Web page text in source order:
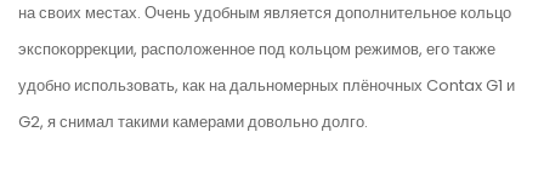
на своих местах. Очень удобным является дополнительное кольцо
экспокоррекции, расположенное под кольцом режимов, его также
удобно использовать, как на дальномерных плёночных Contax G1 и
G2, я снимал такими камерами довольно долго.